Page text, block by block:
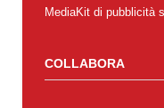
MediaKit di pubblicità
COLLABORA